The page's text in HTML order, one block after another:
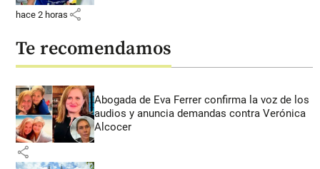
hace 2 horas share
Te recomendamos
Abogada de Eva Ferrer confirma la voz de los
audios y anuncia demandas contra Verónica
Alcocer
share